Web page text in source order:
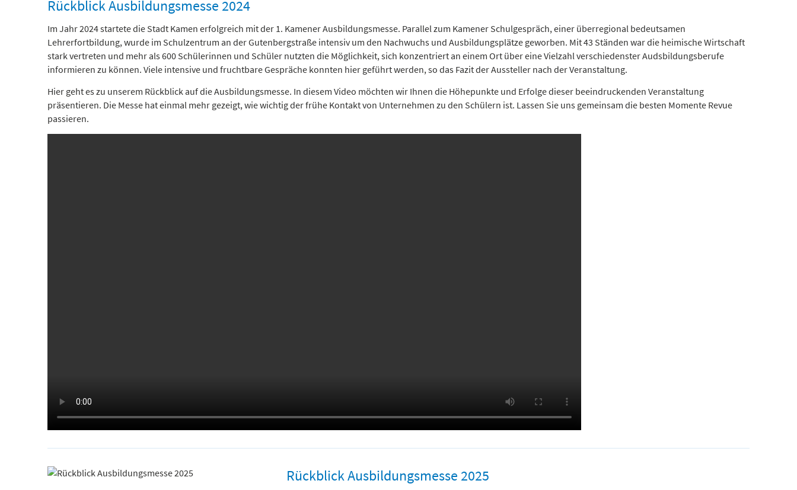
Rückblick Ausbildungsmesse 2024
Im Jahr 2024 startete die Stadt Kamen erfolgreich mit der 1. Kamener Ausbildungsmesse. Parallel zum Kamener Schulgespräch, einer überregional bedeutsamen
Lehrerfortbildung, wurde im Schulzentrum an der Gutenbergstraße intensiv um den Nachwuchs und Ausbildungsplätze geworben. Mit 43 Ständen war die heimische Wirtschaft
stark vertreten und mehr als 600 Schülerinnen und Schüler nutzten die Möglichkeit, sich konzentriert an einem Ort über eine Vielzahl verschiedenster Audsbildungsberufe
informieren zu können. Viele intensive und fruchtbare Gespräche konnten hier geführt werden, so das Fazit der Aussteller nach der Veranstaltung.
Hier geht es zu unserem Rückblick auf die Ausbildungsmesse. In diesem Video möchten wir Ihnen die Höhepunkte und Erfolge dieser beeindruckenden Veranstaltung
präsentieren. Die Messe hat einmal mehr gezeigt, wie wichtig der frühe Kontakt von Unternehmen zu den Schülern ist. Lassen Sie uns gemeinsam die besten Momente Revue
passieren.
Rückblick Ausbildungsmesse 2025